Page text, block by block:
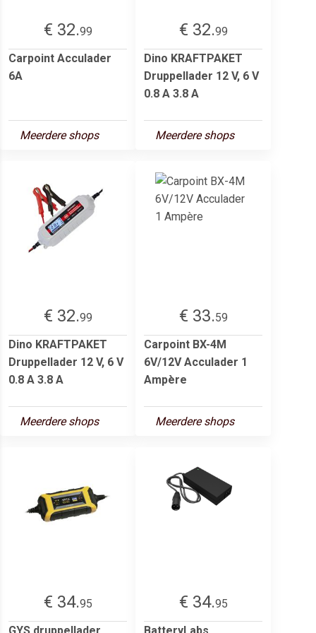
€ 32.99
Carpoint Acculader
6A
Meerdere shops
€ 32.99
Dino KRAFTPAKET
Druppellader 12 V, 6 V
0.8 A 3.8 A
Meerdere shops
€ 32.99
Dino KRAFTPAKET
Druppellader 12 V, 6 V
0.8 A 3.8 A
Meerdere shops
€ 33.59
Carpoint BX-4M
6V/12V Acculader 1
Ampère
Meerdere shops
€ 34.95
€ 34.95